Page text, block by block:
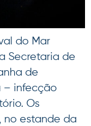
do Mar
Secretaria de
de
– infecção
Os
no estande da